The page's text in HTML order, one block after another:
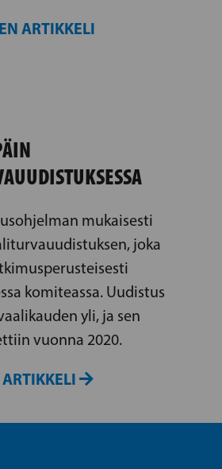
ARTIKKELI
mukaisesti
joka
komiteassa. Uudistus
yli, ja sen
vuonna 2020.